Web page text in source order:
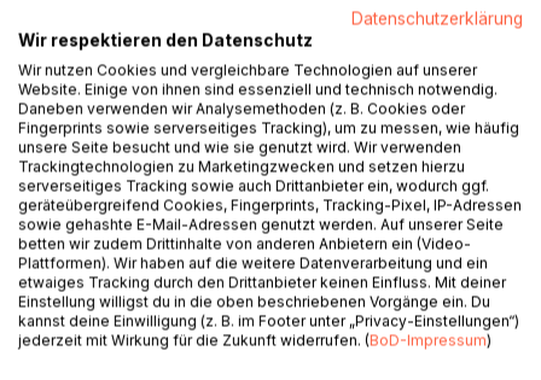
Wenn man sich in einer Situation befindet, die sich zu
einem körperlichen Angriff entwickeln kann, wird man
schnell Entscheidungen treffen müssen: Flucht oder
Gegenwehr? Reden oder kämpfen? Die in diesem Moment
unter Zeitdruck getroffenen Entscheidungen können später
weit reichende Folgen haben.
Durch dieses Buch wird der Leser in die komfortable Lage
gebracht, über viele kritische Fragen bereits im Vorfeld
wichtige Entscheidungen zu treffen, die sowohl
psychologische und taktische als auch rechtliche Aspekte
berücksichtigen.
Auch warum manche Menschen einen Reiz darin sehen,
Gewalt gegen andere Menschen auszuüben, warum
manche Menschen eher gefährdet sind, Opfer solcher
Datenschutzerklärung
Wir respektieren den Datenschutz
Wir nutzen Cookies und vergleichbare Technologien auf unserer
Website. Einige von ihnen sind essenziell und technisch notwendig.
Daneben verwenden wir Analysemethoden (z. B. Cookies oder
Fingerprints sowie serverseitiges Tracking), um zu messen, wie häufig
unsere Seite besucht und wie sie genutzt wird. Wir verwenden
Trackingtechnologien zu Marketingzwecken und setzen hierzu
serverseitiges Tracking sowie auch Drittanbieter ein, wodurch ggf.
geräteübergreifend Cookies, Fingerprints, Tracking-Pixel, IP-Adressen
sowie gehashte E-Mail-Adressen genutzt werden. Auf unserer Seite
betten wir zudem Drittinhalte von anderen Anbietern ein (Video-
Plattformen). Wir haben auf die weitere Datenverarbeitung und ein
etwaiges Tracking durch den Drittanbieter keinen Einfluss. Mit deiner
Einstellung willigst du in die oben beschriebenen Vorgänge ein. Du
kannst deine Einwilligung (z. B. im Footer unter „Privacy-Einstellungen“)
jederzeit mit Wirkung für die Zukunft widerrufen. (BoD-Impressum)